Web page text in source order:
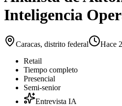
Inteligencia
Caracas, distrito federal
Hace
Retail
Tiempo completo
Presencial
Semi-senior
Entrevista IA